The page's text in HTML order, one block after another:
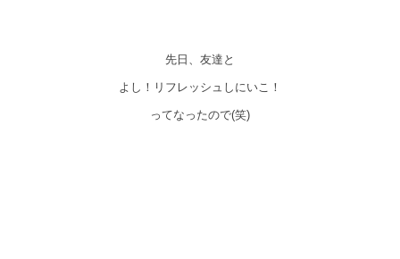
先日、友達と
よし！リフレッシュしにいこ！
ってなったので(笑)